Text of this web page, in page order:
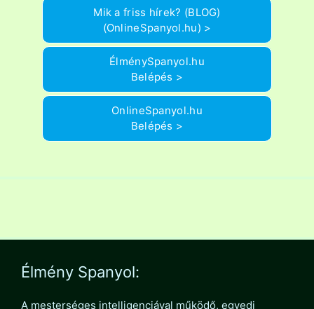
Mik a friss hírek? (BLOG)
(OnlineSpanyol.hu) >
ÉlménySpanyol.hu
Belépés >
OnlineSpanyol.hu
Belépés >
Élmény Spanyol:
A mesterséges intelligenciával működő, egyedi